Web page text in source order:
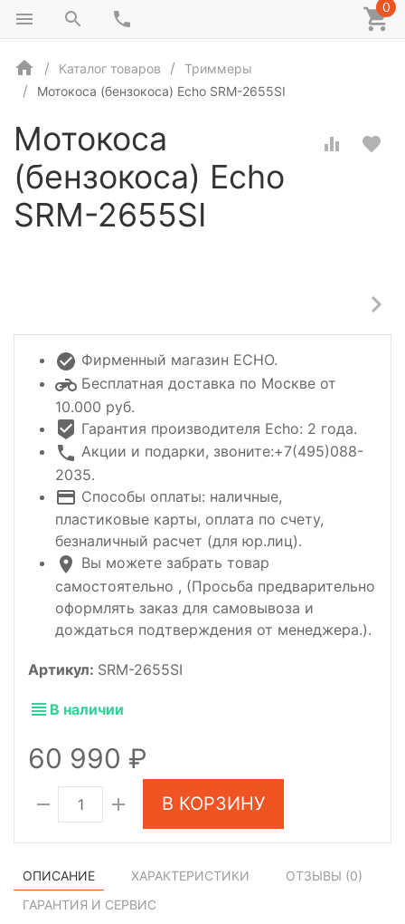
0
Каталог товаров
Триммеры
Мотокоса (бензокоса) Echo SRM-2655SI
Мотокоса
(бензокоса) Echo
SRM-2655SI
Фирменный магазин ECHO.
Бесплатная доставка по Москве от
10.000 руб.
Гарантия производителя Echo: 2 года.
Акции и подарки, звоните:+7(495)088-
2035.
Способы оплаты: наличные,
пластиковые карты, оплата по счету,
безналичный расчет (для юр.лиц).
Вы можете забрать товар
самостоятельно , (Просьба предварительно
оформлять заказ для самовывоза и
дождаться подтверждения от менеджера.).
Артикул: SRM-2655SI
В наличии
60 990
В КОРЗИНУ
ОПИСАНИЕ ХАРАКТЕРИСТИКИ ОТЗЫВЫ (0)
ГАРАНТИЯ И СЕРВИС